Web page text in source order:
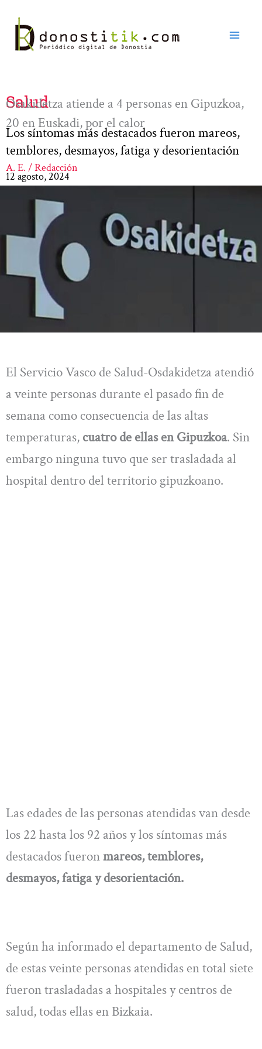
contenido
Salud
Osakidetza atiende a 4 personas en Gipuzkoa,
20 en Euskadi, por el calor
Los síntomas más destacados fueron mareos,
temblores, desmayos, fatiga y desorientación
A. E. / Redacción
12 agosto, 2024
El Servicio Vasco de Salud-Osdakidetza atendió
a veinte personas durante el pasado fin de
semana como consecuencia de las altas
temperaturas, cuatro de ellas en Gipuzkoa. Sin
embargo ninguna tuvo que ser trasladada al
hospital dentro del territorio gipuzkoano.
Las edades de las personas atendidas van desde
los 22 hasta los 92 años y los síntomas más
destacados fueronmareos, temblores,
desmayos, fatiga y desorientación.
Según ha informado el departamento de Salud,
de estas veinte personas atendidas en total siete
fueron trasladadas a hospitales y centros de
salud, todas ellas en Bizkaia.